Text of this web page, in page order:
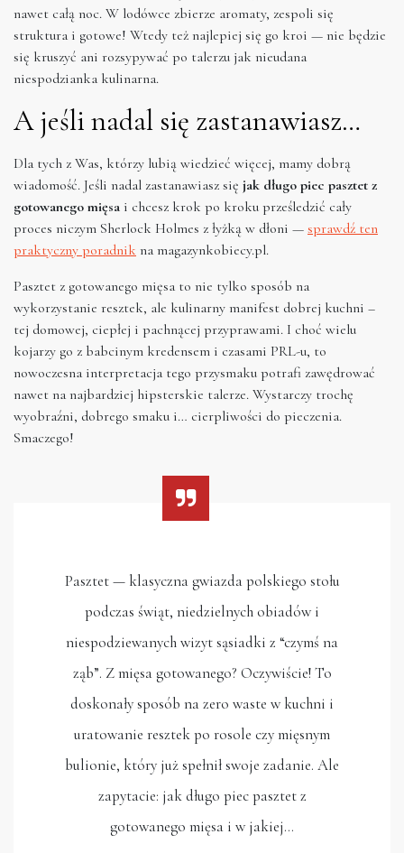
nawet całą noc. W lodówce zbierze aromaty, zespoli się
struktura i gotowe! Wtedy też najlepiej się go kroi — nie będzie
się kruszyć ani rozsypywać po talerzu jak nieudana
niespodzianka kulinarna.
A jeśli nadal się zastanawiasz…
Dla tych z Was, którzy lubią wiedzieć więcej, mamy dobrą
wiadomość. Jeśli nadal zastanawiasz się jak długo piec pasztet z
gotowanego mięsa i chcesz krok po kroku prześledzić cały
proces niczym Sherlock Holmes z łyżką w dłoni — sprawdź ten
praktyczny poradnik na magazynkobiecy.pl.
Pasztet z gotowanego mięsa to nie tylko sposób na
wykorzystanie resztek, ale kulinarny manifest dobrej kuchni –
tej domowej, ciepłej i pachnącej przyprawami. I choć wielu
kojarzy go z babcinym kredensem i czasami PRL-u, to
nowoczesna interpretacja tego przysmaku potrafi zawędrować
nawet na najbardziej hipsterskie talerze. Wystarczy trochę
wyobraźni, dobrego smaku i… cierpliwości do pieczenia.
Smaczego!
Pasztet — klasyczna gwiazda polskiego stołu
podczas świąt, niedzielnych obiadów i
niespodziewanych wizyt sąsiadki z “czymś na
ząb”. Z mięsa gotowanego? Oczywiście! To
doskonały sposób na zero waste w kuchni i
uratowanie resztek po rosole czy mięsnym
bulionie, który już spełnił swoje zadanie. Ale
zapytacie: jak długo piec pasztet z
gotowanego mięsa i w jakiej…